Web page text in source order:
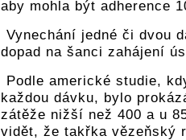
aby mohla být adherence
Vynechání jedné či dvou
dopad na šanci zahájení
Podle americké studie,
každou dávku, bylo
zátěže nižší než 400 a u
vidět, že takřka vězeňský